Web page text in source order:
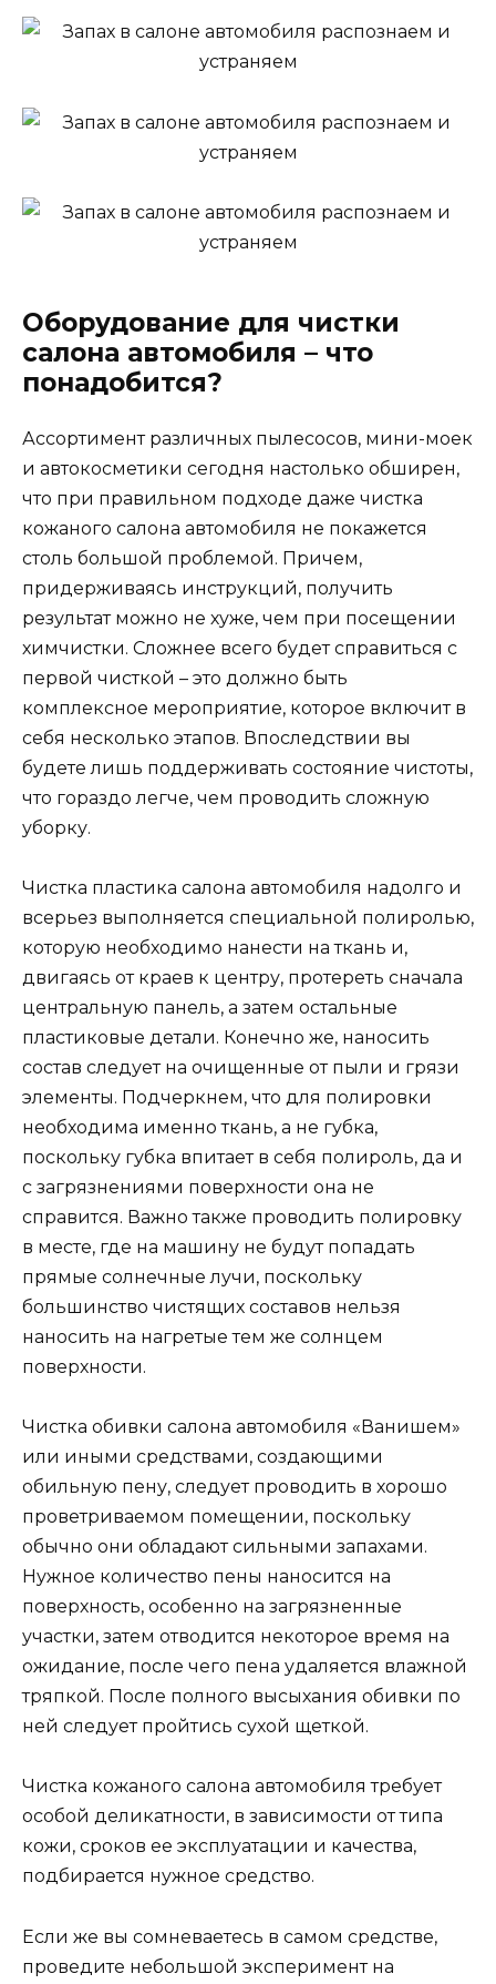
Оборудование для чистки
салона автомобиля – что
понадобится?
Ассортимент различных пылесосов, мини-моек
и автокосметики сегодня настолько обширен,
что при правильном подходе даже чистка
кожаного салона автомобиля не покажется
столь большой проблемой. Причем,
придерживаясь инструкций, получить
результат можно не хуже, чем при посещении
химчистки. Сложнее всего будет справиться с
первой чисткой – это должно быть
комплексное мероприятие, которое включит в
себя несколько этапов. Впоследствии вы
будете лишь поддерживать состояние чистоты,
что гораздо легче, чем проводить сложную
уборку.
Чистка пластика салона автомобиля надолго и
всерьез выполняется специальной полиролью,
которую необходимо нанести на ткань и,
двигаясь от краев к центру, протереть сначала
центральную панель, а затем остальные
пластиковые детали. Конечно же, наносить
состав следует на очищенные от пыли и грязи
элементы. Подчеркнем, что для полировки
необходима именно ткань, а не губка,
поскольку губка впитает в себя полироль, да и
с загрязнениями поверхности она не
справится. Важно также проводить полировку
в месте, где на машину не будут попадать
прямые солнечные лучи, поскольку
большинство чистящих составов нельзя
наносить на нагретые тем же солнцем
поверхности.
Чистка обивки салона автомобиля «Ванишем»
или иными средствами, создающими
обильную пену, следует проводить в хорошо
проветриваемом помещении, поскольку
обычно они обладают сильными запахами.
Нужное количество пены наносится на
поверхность, особенно на загрязненные
участки, затем отводится некоторое время на
ожидание, после чего пена удаляется влажной
тряпкой. После полного высыхания обивки по
ней следует пройтись сухой щеткой.
Чистка кожаного салона автомобиля требует
особой деликатности, в зависимости от типа
кожи, сроков ее эксплуатации и качества,
подбирается нужное средство.
Если же вы сомневаетесь в самом средстве,
проведите небольшой эксперимент на